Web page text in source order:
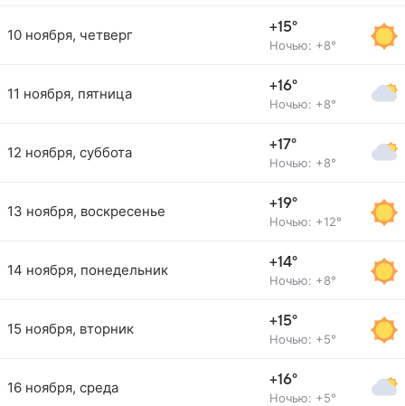
10 ноября, четверг +15°
Ночью: +8°
11 ноября, пятница +16°
Ночью: +8°
12 ноября, суббота +17°
Ночью: +8°
13 ноября, воскресенье +19°
Ночью: +12°
14 ноября, понедельник +14°
Ночью: +8°
15 ноября, вторник +15°
Ночью: +5°
16 ноября, среда +16°
Ночью: +5°